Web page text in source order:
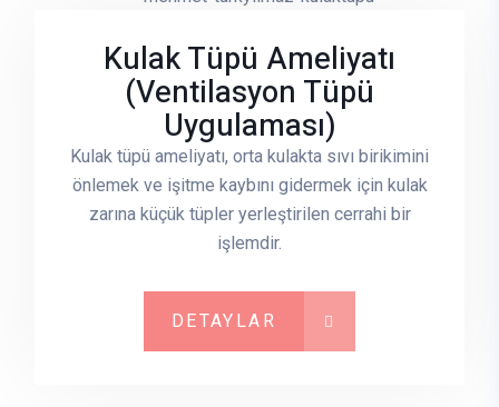
Kulak Tüpü Ameliyatı
(Ventilasyon Tüpü
Uygulaması)
Kulak tüpü ameliyatı, orta kulakta sıvı birikimini
önlemek ve işitme kaybını gidermek için kulak
zarına küçük tüpler yerleştirilen cerrahi bir
işlemdir.
DETAYLAR